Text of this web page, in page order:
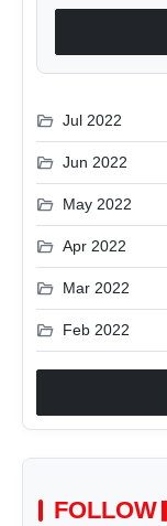
folder_open Jul 2022
folder_open Jun 2022
folder_open May 2022
folder_open Apr 2022
folder_open Mar 2022
folder_open Feb 2022
FOLLOW